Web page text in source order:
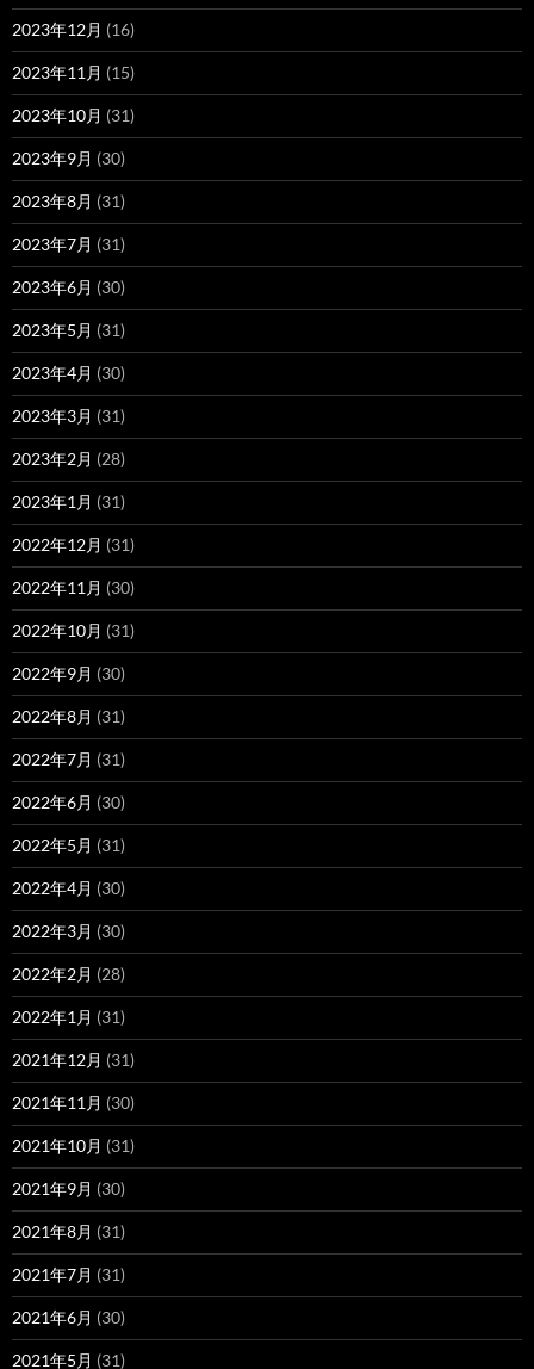
2023年12月 (16)
2023年11月 (15)
2023年10月 (31)
2023年9月 (30)
2023年8月 (31)
2023年7月 (31)
2023年6月 (30)
2023年5月 (31)
2023年4月 (30)
2023年3月 (31)
2023年2月 (28)
2023年1月 (31)
2022年12月 (31)
2022年11月 (30)
2022年10月 (31)
2022年9月 (30)
2022年8月 (31)
2022年7月 (31)
2022年6月 (30)
2022年5月 (31)
2022年4月 (30)
2022年3月 (30)
2022年2月 (28)
2022年1月 (31)
2021年12月 (31)
2021年11月 (30)
2021年10月 (31)
2021年9月 (30)
2021年8月 (31)
2021年7月 (31)
2021年6月 (30)
2021年5月 (31)